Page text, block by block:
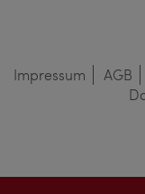
Impressum AGB